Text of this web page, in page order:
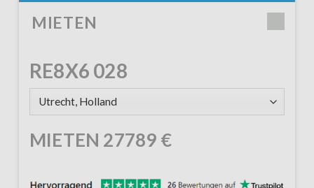
MIETEN
RE8X6 028
MIETEN 27789 €